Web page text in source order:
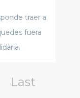
traer a
fuera
Last